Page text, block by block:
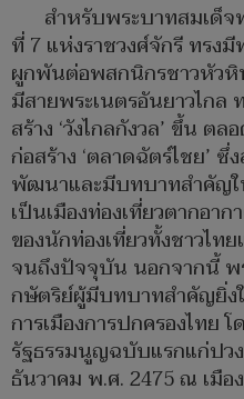
สำหรับพระบาทสมเด็จ
ที่ 7 แห่งราชวงศ์จักรี ทรง
ผูกพันต่อพสกนิกรชาวหัวหิ
มีสายพระเนตรอันยาวไกล
สร้าง ‘วังไกลกังวล’ ขึ้น ต
ก่อสร้าง ‘ตลาดฉัตร์ไชย’ ซึ่
พัฒนาและมีบทบาทสำคัญใ
เป็นเมืองท่องเที่ยวตากอา
ของนักท่องเที่ยวทั้งชาวไท
จนถึงปัจจุบัน นอกจากนี้ พ
กษัตริย์ผู้มีบทบาทสำคัญยิ่ง
การเมืองการปกครองไทย
รัฐธรรมนูญฉบับแรกแก่ปว
ธันวาคม พ.ศ. 2475 ณ เมื